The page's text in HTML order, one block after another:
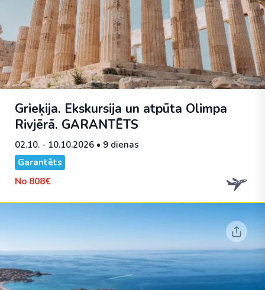
Grieķija. Ekskursija un atpūta Olimpa
Rivjērā. GARANTĒTS
02.10. - 10.10.2026 • 9 dienas
Garantēts
No 808€